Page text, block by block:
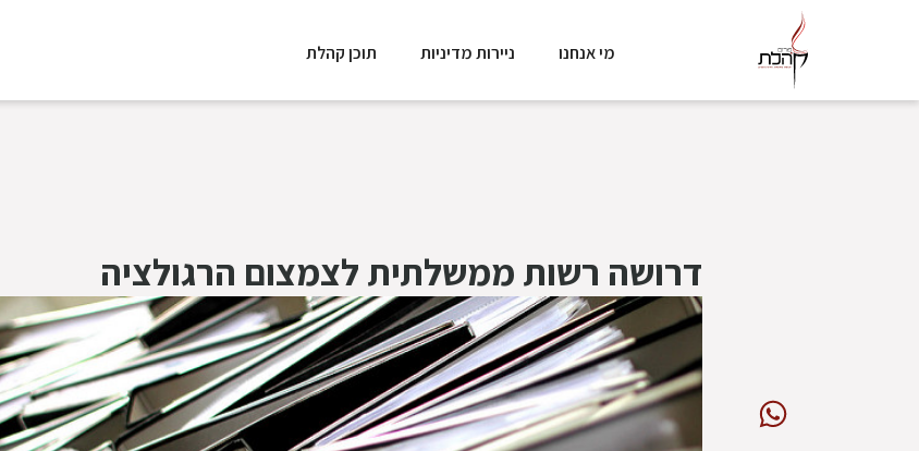
מי אנחנו ניירות מדיניות תוכן קהלת
דרושה רשות ממשלתית לצמצום הרגולציה